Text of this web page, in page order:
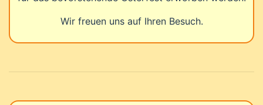
Wir freuen uns auf Ihren Besuch.